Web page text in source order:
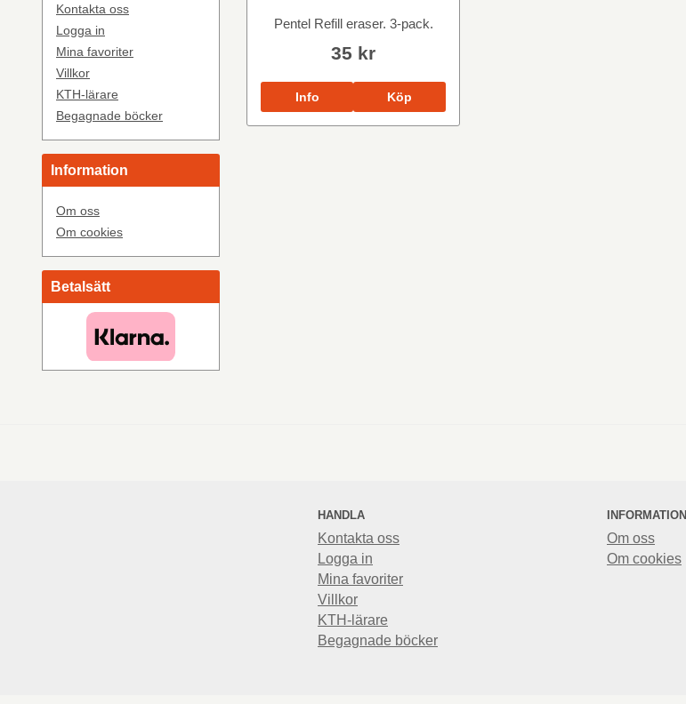
Kontakta oss
Logga in
Mina favoriter
Villkor
KTH-lärare
Begagnade böcker
Information
Om oss
Om cookies
Betalsätt
Pentel Refill eraser. 3-pack.
35 kr
Info Köp
HANDLA
Kontakta oss
Logga in
Mina favoriter
Villkor
KTH-lärare
Begagnade böcker
INFORMATION
Om oss
Om cookies